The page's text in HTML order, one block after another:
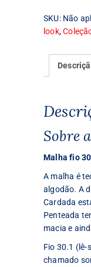
Look
Los
SKU: Não
look,
Sobre
Malha fio
A malha é
algodão. A
Cardada
Penteada
macia e
Fio 30.1
chamado